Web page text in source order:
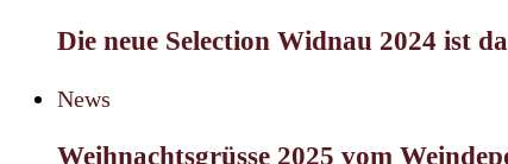
Die neue Selection Widnau 2024 ist
News
Weihnachtsgrüsse 2025 vom